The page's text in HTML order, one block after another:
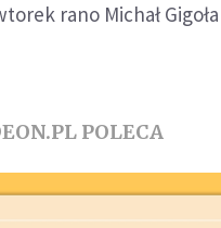
rano Michał
POLECA